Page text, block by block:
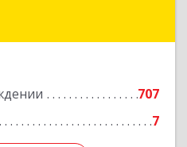
707
7
обл, Волжский г, им